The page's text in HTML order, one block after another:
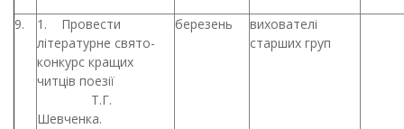
9.
1. Провести
літературне свято-
конкурс кращих
читців поезії
Т.Г.
Шевченка.
березень
вихователі
старших груп